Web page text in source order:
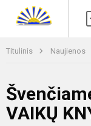
Titulinis Naujienos
VAIKŲ